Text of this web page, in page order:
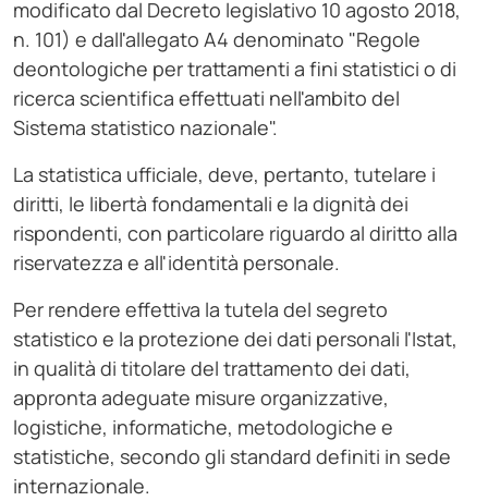
modificato dal Decreto legislativo 10 agosto 2018,
n. 101) e dall'allegato A4 denominato "Regole
deontologiche per trattamenti a fini statistici o di
ricerca scientifica effettuati nell'ambito del
Sistema statistico nazionale".
La statistica ufficiale, deve, pertanto, tutelare i
diritti, le libertà fondamentali e la dignità dei
rispondenti, con particolare riguardo al diritto alla
riservatezza e all'identità personale.
Per rendere effettiva la tutela del segreto
statistico e la protezione dei dati personali l'Istat,
in qualità di titolare del trattamento dei dati,
appronta adeguate misure organizzative,
logistiche, informatiche, metodologiche e
statistiche, secondo gli standard definiti in sede
internazionale.